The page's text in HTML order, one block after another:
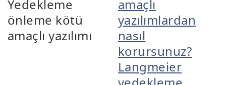
Yedekleme
önleme kötü
amaçlı yazılımı
amaçlı
yazılımlardan
nasıl
korursunuz?
Langmeier